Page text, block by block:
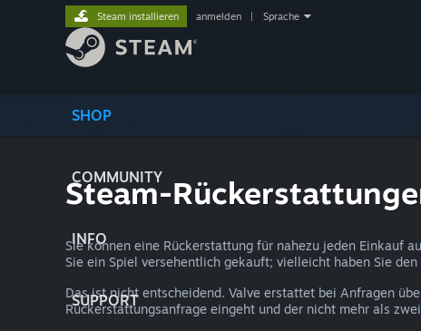
SHOP
COMMUNITY
INFO
SUPPORT
Steam installieren anmelden Sprache
Steam-
Sie können eine Rückerstattung für nahezu jeden Einkauf
Sie ein Spiel versehentlich gekauft; vielleicht haben Sie
Das ist nicht entscheidend. Valve erstattet bei Anfragen
Rückerstattungsanfrage eingeht und der nicht mehr als